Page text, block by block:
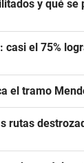
y qué se
el 75%
el tramo
rutas